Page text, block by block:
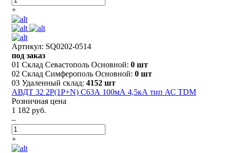
+
Артикул: SQ0202-0514
под заказ
01 Склад Севастополь Основной: 0 шт
02 Склад Симферополь Основной: 0 шт
03 Удаленный склад: 4152 шт
АВДТ 32 2P(1P+N) C63А 100мА 4,5кА тип АС TDM
Розничная цена
1 182 руб.
–
+